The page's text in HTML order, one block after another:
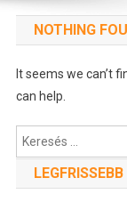
NOTHING
It seems we can’t
can help.
Keresés:
LEGFRISSEBB